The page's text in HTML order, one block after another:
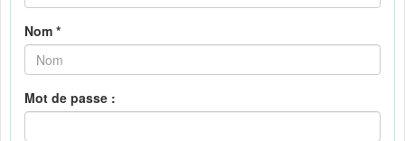
Nom *
Mot de passe :